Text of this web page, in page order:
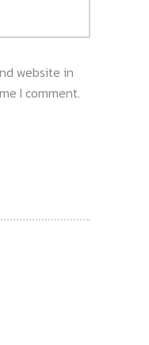
website in
I comment.